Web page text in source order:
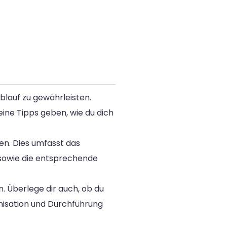
zu gewährleisten.
Tipps geben, wie du dich
Dies umfasst das
die entsprechende
Überlege dir auch, ob du
und Durchführung